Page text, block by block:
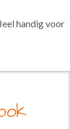
handig voor